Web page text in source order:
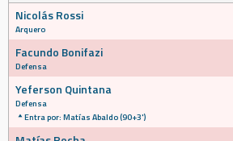
Nicolás Rossi
Arquero
Facundo Bonifazi
Defensa
Yeferson Quintana
Defensa
Entra por: Matías Abaldo (90+3')